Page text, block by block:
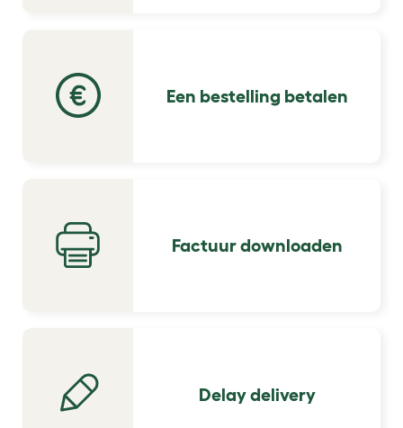
Een bestelling betalen
Factuur downloaden
Delay delivery